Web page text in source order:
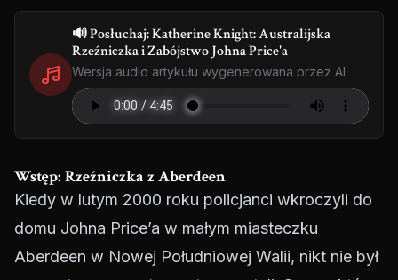
🔊 Posłuchaj: Katherine Knight: Australijska
Rzeźniczka i Zabójstwo Johna Price'a
Wersja audio artykułu wygenerowana przez AI
Wstęp: Rzeźniczka z Aberdeen
Kiedy w lutym 2000 roku policjanci wkroczyli do
domu Johna Price’a w małym miasteczku
Aberdeen w Nowej Południowej Walii, nikt nie był